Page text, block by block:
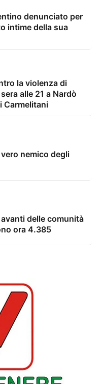
denunciato per
intime della sua
la violenza di
alle 21 a Nardò
Carmelitani
nemico degli
delle comunità
ora 4.385